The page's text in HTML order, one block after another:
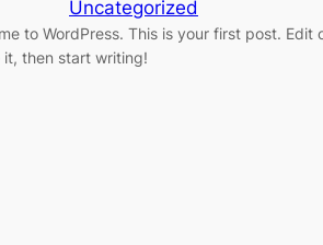
Uncategorized
to WordPress. This is your first post. Edit
it, then start writing!